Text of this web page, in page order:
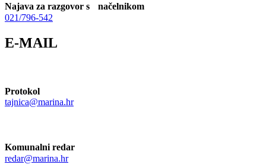
Najava za razgovor s načelnikom
021/796-542
E-MAIL
Protokol
tajnica@marina.hr
Komunalni redar
redar@marina.hr